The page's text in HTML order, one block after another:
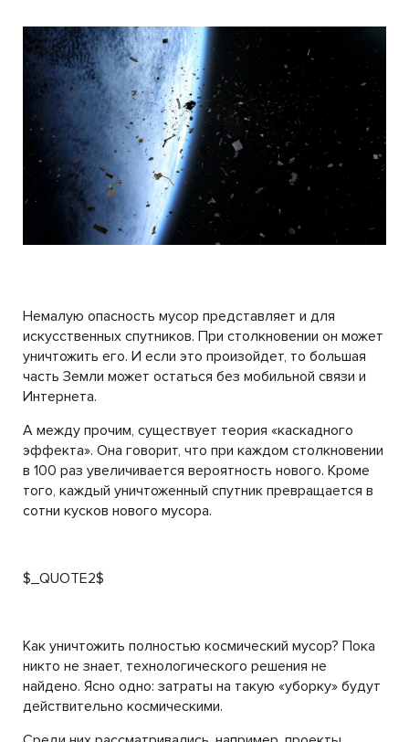
Немалую опасность мусор представляет и для
искусственных спутников. При столкновении он может
уничтожить его. И если это произойдет, то большая
часть Земли может остаться без мобильной связи и
Интернета.
А между прочим, существует теория «каскадного
эффекта». Она говорит, что при каждом столкновении
в 100 раз увеличивается вероятность нового. Кроме
того, каждый уничтоженный спутник превращается в
сотни кусков нового мусора.
$_QUOTE2$
Как уничтожить полностью космический мусор? Пока
никто не знает, технологического решения не
найдено. Ясно одно: затраты на такую «уборку» будут
действительно космическими.